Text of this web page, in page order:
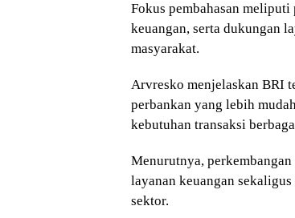
Fokus pembahasan
keuangan, serta dukungan
masyarakat.
Arvresko menjelaskan BRI
perbankan yang lebih
kebutuhan transaksi
Menurutnya,
layanan keuangan
sektor.